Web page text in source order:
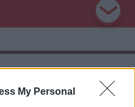
My Personal